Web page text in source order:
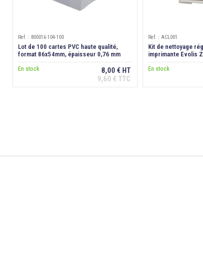
Ref. : 800016-104-100
Lot de 100 cartes PVC haute qualité,
format 86x54mm, épaisseur 0,76 mm
En stock
8,00 € HT
9,60 € TTC
Ref. : ACL001
Kit de nettoyage
imprimante Evolis
En stock